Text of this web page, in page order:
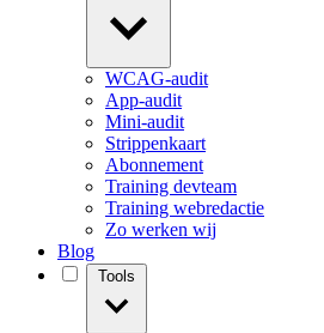
WCAG-audit
App-audit
Mini-audit
Strippenkaart
Abonnement
Training devteam
Training webredactie
Zo werken wij
Blog